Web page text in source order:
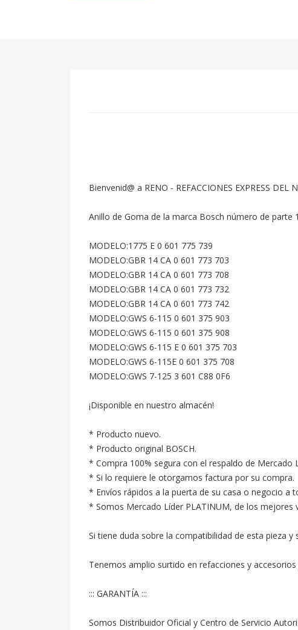
Bienvenid@ a RENO - REFACCIONES EXPRESS DEL
Anillo de Goma de la marca Bosch número de parte
MODELO:1775 E 0 601 775 739
MODELO:GBR 14 CA 0 601 773 703
MODELO:GBR 14 CA 0 601 773 708
MODELO:GBR 14 CA 0 601 773 732
MODELO:GBR 14 CA 0 601 773 742
MODELO:GWS 6-115 0 601 375 903
MODELO:GWS 6-115 0 601 375 908
MODELO:GWS 6-115 E 0 601 375 703
MODELO:GWS 6-115E 0 601 375 708
MODELO:GWS 7-125 3 601 C88 0F6
¡Disponible en nuestro almacén!
* Producto nuevo.
* Producto original BOSCH.
* Compra 100% segura con el respaldo de Mercado
* Si lo requiere le otorgamos factura por su compra.
* Envíos rápidos a la puerta de su casa o negocio a
* Somos Mercado Líder PLATINUM, de los mejores
Si tiene duda sobre la compatibilidad de esta pieza y
Tenemos amplio surtido en refacciones y
::: GARANTÍA :::
Somos Distribuidor Oficial y Centro de Servicio